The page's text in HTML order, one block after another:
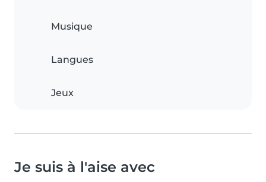
Musique
Langues
Jeux
Je suis à l'aise avec